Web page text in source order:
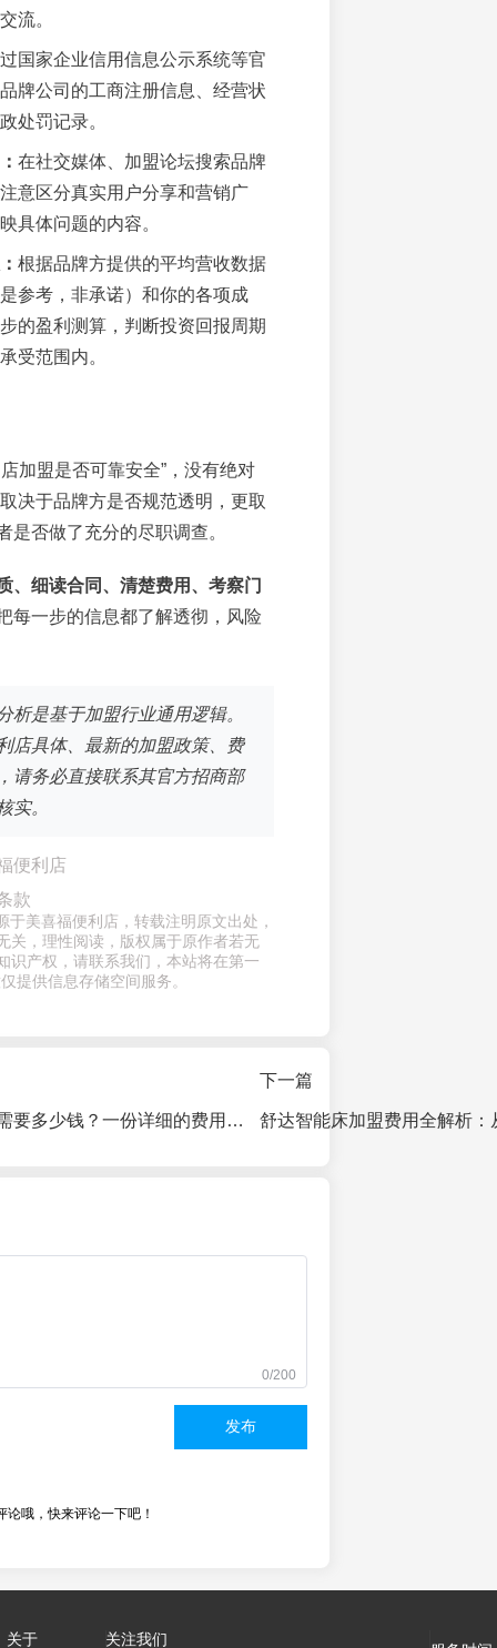
流。
国家企业信用信息公示系统等官
牌公司的工商注册信息、经营状
处罚记录。
在社交媒体、加盟论坛搜索品牌
意区分真实用户分享和营销广
具体问题的内容。
根据品牌方提供的平均营收数据
参考，非承诺）和你的各项成
的盈利测算，判断投资回报周期
受范围内。
加盟是否可靠安全”，没有绝对
取决于品牌方是否规范透明，更取
是否做了充分的尽职调查。
、细读合同、清楚费用、考察门
每一步的信息都了解透彻，风险
析是基于加盟行业通用逻辑。
店具体、最新的加盟政策、费
请务必直接联系其官方招商部
实。
便利店
款
于美喜福便利店，转载注明原文出处，
关，理性阅读，版权属于原作者若无
识产权，请联系我们，本站将在第一
提供信息存储空间服务。
加盟浅购便利店需要多少钱？一份详细的费用清单与投资预算
下一篇
0/200
发布
论哦，快来评论一下吧！
关于 关注我们